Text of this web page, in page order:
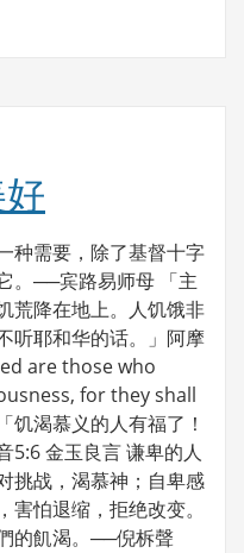
种需要，除了基督十字
。──宾路易师母 「主
荒降在地上。人饥饿非
听耶和华的话。」阿摩
are those who
for they shall
渴慕义的人有福了！
5:6 金玉良言 谦卑的人
挑战，渴慕神；自卑感
怕退缩，拒绝改变。
的飢渴。──倪柝聲